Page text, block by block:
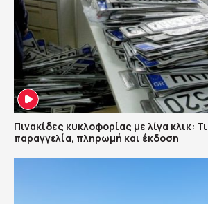
Πινακίδες κυκλοφορίας με λίγα κλικ:
παραγγελία, πληρωμή και έκδοση